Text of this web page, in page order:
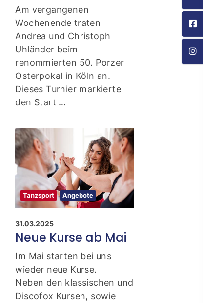
Am vergangenen
Wochenende traten
Andrea und Christoph
Uhländer beim
renommierten 50. Porzer
Osterpokal in Köln an.
Dieses Turnier markierte
den Start …
Tanzsport Angebote
31.03.2025
Neue Kurse ab Mai
Im Mai starten bei uns
wieder neue Kurse.
Neben den klassischen und
Discofox Kursen, sowie